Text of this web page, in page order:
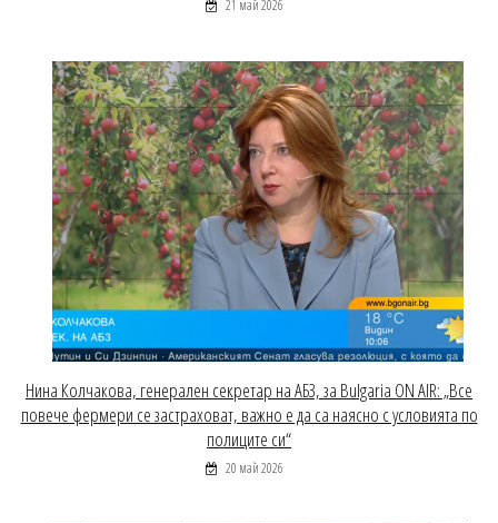
21 май 2026
Нина Колчакова, генерален секретар на АБЗ, за Bulgaria ON AIR: „Все
повече фермери се застраховат, важно е да са наясно с условията по
полиците си“
20 май 2026